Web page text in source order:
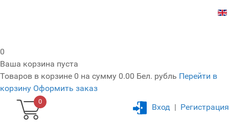
0
Ваша корзина пуста
Товаров в корзине 0 на сумму 0.00 Бел. рубль Перейти в
корзину Оформить заказ
0
Вход | Регистрация